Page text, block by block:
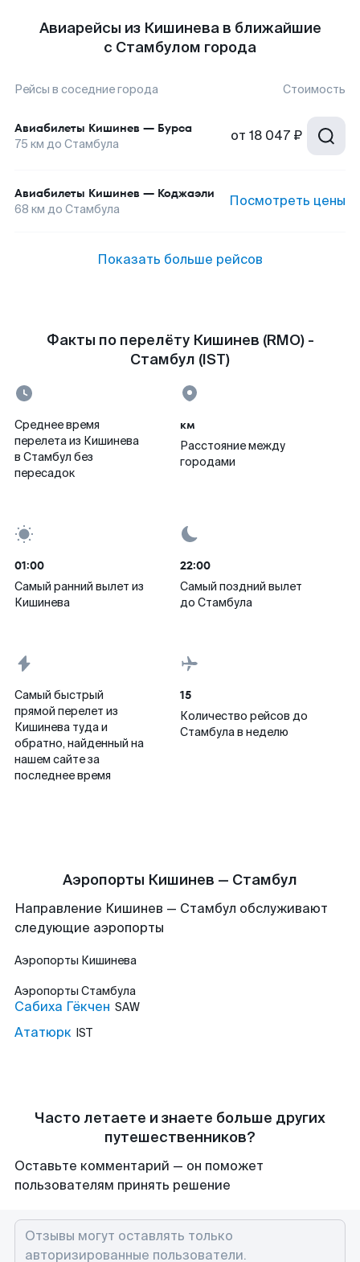
Авиарейсы из Кишинева в ближайшие
с Стамбулом города
Рейсы в соседние города Стоимость
Авиабилеты Кишинев — Бурса
75 км до Стамбула от 18 047 ₽
Авиабилеты Кишинев — Коджаэли
68 км до Стамбула Посмотреть цены
Показать больше рейсов
Факты по перелёту Кишинев (RMO) -
Стамбул (IST)
Среднее время
перелета из Кишинева
в Стамбул без
пересадок
км
Расстояние между
городами
01:00
Самый ранний вылет из
Кишинева
22:00
Самый поздний вылет
до Стамбула
Самый быстрый
прямой перелет из
Кишинева туда и
обратно, найденный на
нашем сайте за
последнее время
15
Количество рейсов до
Стамбула в неделю
Аэропорты Кишинев — Стамбул
Направление Кишинев — Стамбул обслуживают
следующие аэропорты
Аэропорты Кишинева
Аэропорты Стамбула
Сабиха Гёкчен SAW
Ататюрк IST
Часто летаете и знаете больше других
путешественников?
Оставьте комментарий — он поможет
пользователям принять решение